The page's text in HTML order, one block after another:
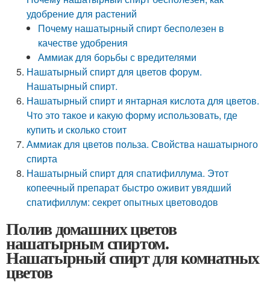
удобрение для растений
Почему нашатырный спирт бесполезен в
качестве удобрения
Аммиак для борьбы с вредителями
Нашатырный спирт для цветов форум.
Нашатырный спирт.
Нашатырный спирт и янтарная кислота для цветов.
Что это такое и какую форму использовать, где
купить и сколько стоит
Аммиак для цветов польза. Свойства нашатырного
спирта
Нашатырный спирт для спатифиллума. Этот
копеечный препарат быстро оживит увядший
спатифиллум: секрет опытных цветоводов
Полив домашних цветов
нашатырным спиртом.
Нашатырный спирт для комнатных
цветов